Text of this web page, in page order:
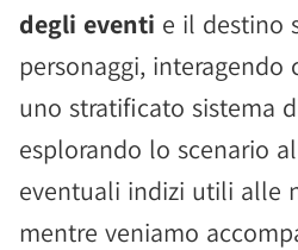
degli eventi e il destino
personaggi, interagendo
uno stratificato sistema
esplorando lo scenario
eventuali indizi utili alle
mentre veniamo